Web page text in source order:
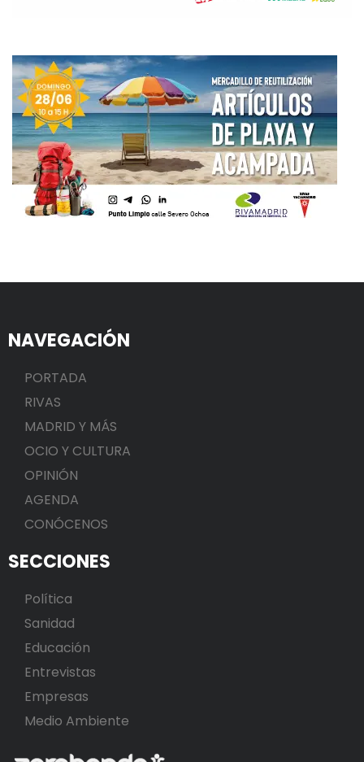
NAVEGACIÓN
PORTADA
RIVAS
MADRID Y MÁS
OCIO Y CULTURA
OPINIÓN
AGENDA
CONÓCENOS
SECCIONES
Política
Sanidad
Educación
Entrevistas
Empresas
Medio Ambiente